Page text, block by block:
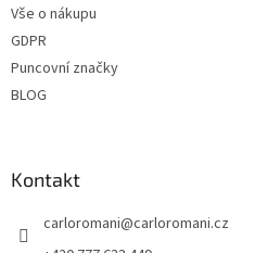
Vše o nákupu
GDPR
Puncovní značky
BLOG
Kontakt
carloromani@carloromani.cz